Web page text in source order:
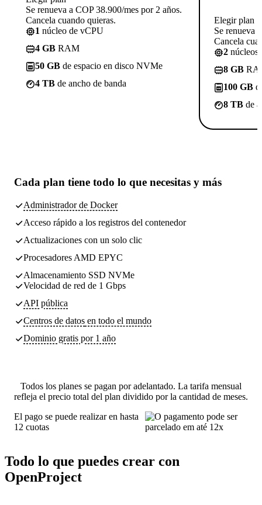
Se renueva a COP 38.900/mes por 2 años.
Cancela cuando quieras.
1 núcleo de vCPU
4 GB RAM
50 GB de espacio en disco NVMe
4 TB de ancho de banda
Elegir plan
Se renueva
Cancela
2 núcleos
8 GB
100 GB
8 TB de
Cada plan tiene todo lo que necesitas y más
Administrador de Docker
Acceso rápido a los registros del contenedor
Actualizaciones con un solo clic
Procesadores AMD EPYC
Almacenamiento SSD NVMe
Velocidad de red de 1 Gbps
API pública
Centros de datos en todo el mundo
Dominio gratis por 1 año
Todos los planes se pagan por adelantado. La tarifa mensual
refleja el precio total del plan dividido por la cantidad de meses.
El pago se puede realizar en hasta
12 cuotas
Todo lo que puedes crear con
OpenProject